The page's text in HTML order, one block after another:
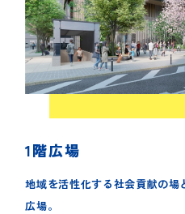
1階広場
地域を活性化する社会貢献の場
広場。